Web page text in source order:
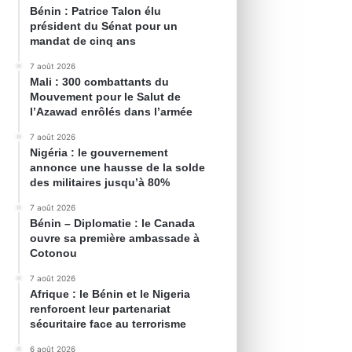
Bénin : Patrice Talon élu
président du Sénat pour un
mandat de cinq ans
7 août 2026
Mali : 300 combattants du
Mouvement pour le Salut de
l’Azawad enrôlés dans l’armée
7 août 2026
Nigéria : le gouvernement
annonce une hausse de la solde
des militaires jusqu’à 80%
7 août 2026
Bénin – Diplomatie : le Canada
ouvre sa première ambassade à
Cotonou
7 août 2026
Afrique : le Bénin et le Nigeria
renforcent leur partenariat
sécuritaire face au terrorisme
6 août 2026